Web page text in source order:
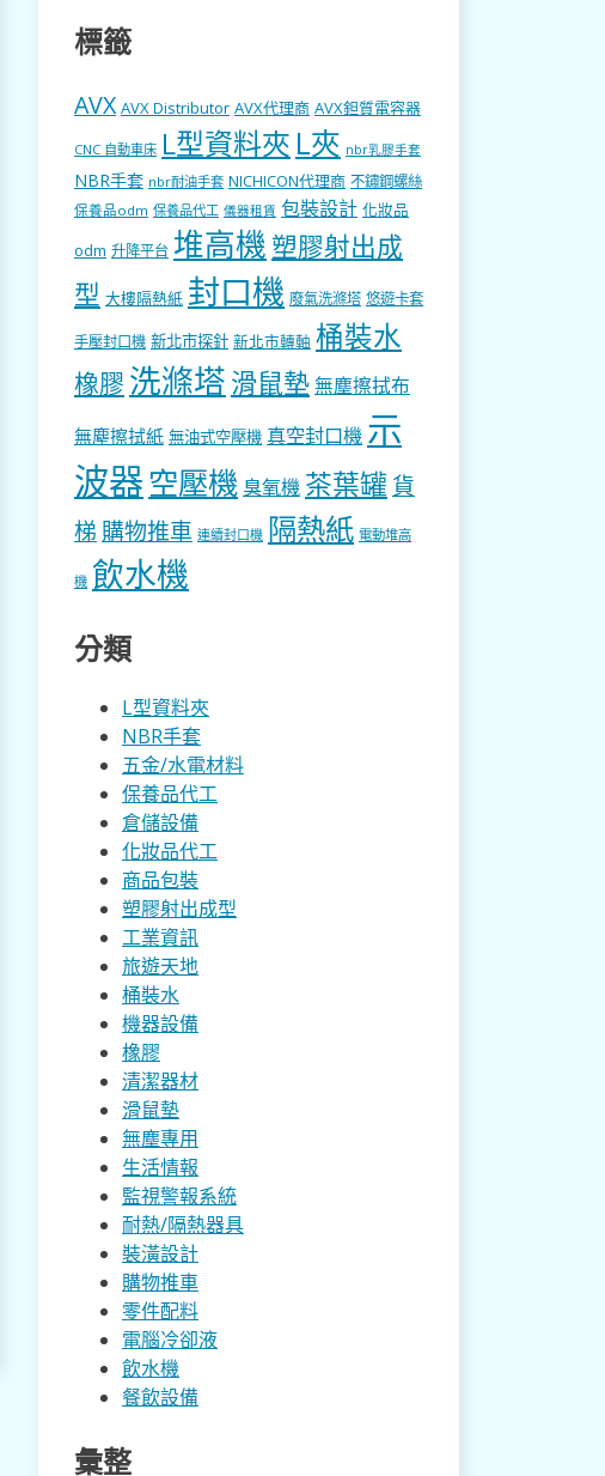
標籤
AVX AVX Distributor AVX代理商 AVX鉭質電容器
CNC 自動車床 L型資料夾 L夾 nbr乳膠手套
NBR手套 nbr耐油手套 NICHICON代理商 不鏽鋼螺絲
保養品odm 保養品代工 儀器租賃 包裝設計 化妝品
odm 升降平台 堆高機 塑膠射出成
型 大樓隔熱紙 封口機 廢氣洗滌塔 悠遊卡套
手壓封口機 新北市探針 新北市轉軸 桶裝水
橡膠 洗滌塔 滑鼠墊無塵擦拭布
無塵擦拭紙 無油式空壓機 真空封口機 示
波器 空壓機 臭氧機 茶葉罐 貨
梯 購物推車 連續封口機 隔熱紙 電動堆高
機 飲水機
分類
L型資料夾
NBR手套
五金/水電材料
保養品代工
倉儲設備
化妝品代工
商品包裝
塑膠射出成型
工業資訊
旅遊天地
桶裝水
機器設備
橡膠
清潔器材
滑鼠墊
無塵專用
生活情報
監視警報系統
耐熱/隔熱器具
裝潢設計
購物推車
零件配料
電腦冷卻液
飲水機
餐飲設備
彙整